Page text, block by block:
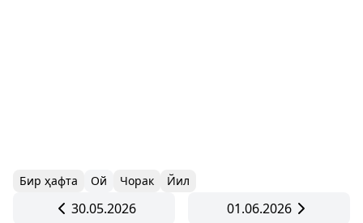
Бир ҳафта Ой Чорак Йил
30.05.2026
01.06.2026